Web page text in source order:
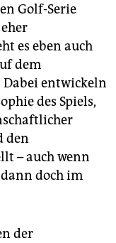
Golf-Serie
es eben auch
dem
entwickeln
des Spiels,
den
– auch wenn
doch im
der